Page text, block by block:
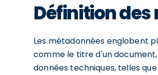
Définition
Les métadonnées englobent
comme le titre d'un
données techniques, telles